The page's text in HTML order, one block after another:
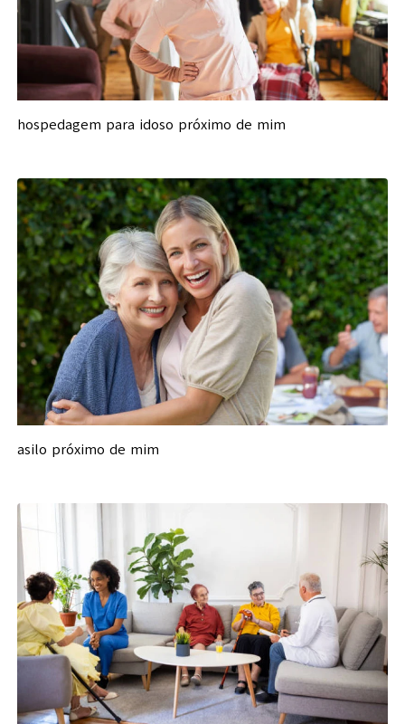
hospedagem para idoso próximo de mim
asilo próximo de mim